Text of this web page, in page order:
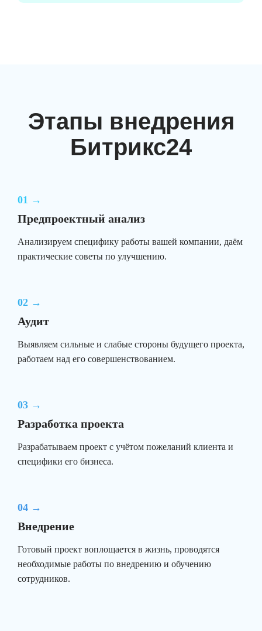
Этапы внедрения
Битрикс24
01 →
Предпроектный анализ
Анализируем специфику работы вашей компании, даём
практические советы по улучшению.
02 →
Аудит
Выявляем сильные и слабые стороны будущего проекта,
работаем над его совершенствованием.
03 →
Разработка проекта
Разрабатываем проект с учётом пожеланий клиента и
специфики его бизнеса.
04 →
Внедрение
Готовый проект воплощается в жизнь, проводятся
необходимые работы по внедрению и обучению
сотрудников.